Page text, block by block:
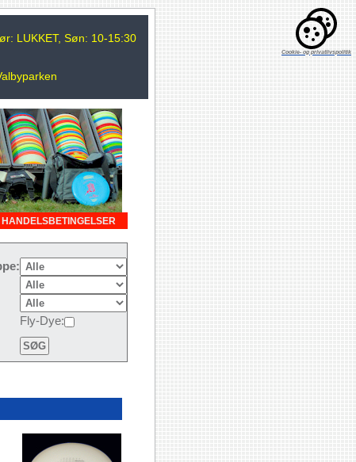
LUKKET, Søn: 10-15:30
HANDELSBETINGELSER
Fly-Dye:
Cookie- og privatlivspolitik